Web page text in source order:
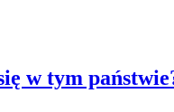
w tym